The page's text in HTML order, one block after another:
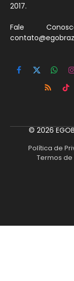
2017.
Fale
Facebook
X
(Twitter)
RSS
© 2026
Política de
Termos de